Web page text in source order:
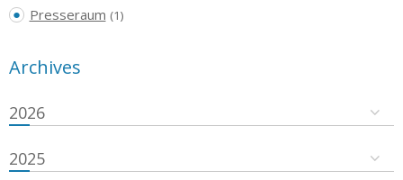
Presseraum (1)
Archives
2026
2025